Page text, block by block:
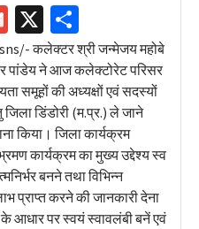
Gmail
X
कलेक्टर श्री जन्मेजय महोबे
पांडेय ने आज कलेक्टोरेट परिसर
समूहों की अध्यक्षों एवं सदस्यों
डिंडोरी (म.प्र.) ले जाने
किया। जिला कार्यक्रम
कार्यक्रम का मुख्य उद्देश्य स्व
बनने तथा विभिन्न
प्राप्त करने की जानकारी देना
आधार पर स्वयं स्वावलंबी बनें एवं